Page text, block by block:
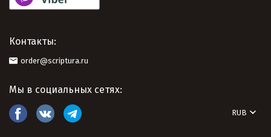
Контакты:
order@scriptura.ru
Мы в социальных сетях:
RUB